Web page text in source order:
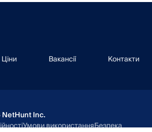
Ціни Вакансії Контакти
Inc.
Умови використанняБезпека